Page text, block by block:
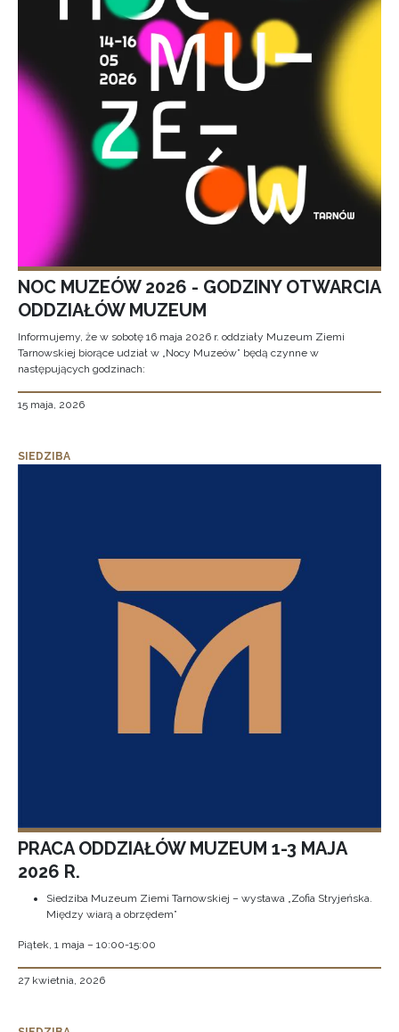
NOC MUZEÓW 2026 - GODZINY OTWARCIA
ODDZIAŁÓW MUZEUM
Informujemy, że w sobotę 16 maja 2026 r. oddziały Muzeum Ziemi
Tarnowskiej biorące udział w „Nocy Muzeów” będą czynne w
następujących godzinach:
15 maja, 2026
SIEDZIBA
PRACA ODDZIAŁÓW MUZEUM 1-3 MAJA
2026 R.
Siedziba Muzeum Ziemi Tarnowskiej – wystawa „Zofia Stryjeńska.
Między wiarą a obrzędem”
Piątek, 1 maja – 10:00-15:00
27 kwietnia, 2026